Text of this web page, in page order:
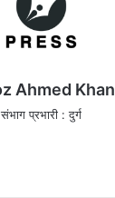
Ahmed Khan
संभाग प्रभारी : दुर्ग